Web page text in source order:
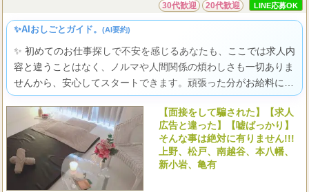
30代歓迎 20代歓迎 LINE応募OK
✨AIおしごとガイド。 (AI要約)
✨ 初めてのお仕事探しで不安を感じるあなたも、ここでは求人内
容と違うことはなく、ノルマや人間関係の煩わしさも一切ありま
せんから、安心してスタートできます。頑張った分がお給料にし
っかり反映され、待機中も時給保証があるので、自分らしく輝け
る喜びをきっと見つけられますよ。【面接をして騙された】【求人
広告と違った】【嘘ばっかり】
そんな事は絶対に有りません!!!
上野、松戸、南越谷、本八幡、
新小岩、亀有